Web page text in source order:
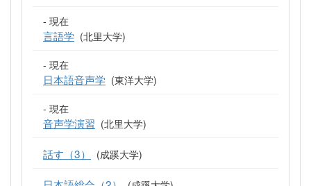
- 現在
言語学 (北里大学)
- 現在
日本語音声学 (東洋大学)
- 現在
音声学演習 (北里大学)
話す（3） (成蹊大学)